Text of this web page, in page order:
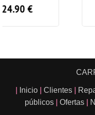
Inicio Clientes
públicos
Ofertas